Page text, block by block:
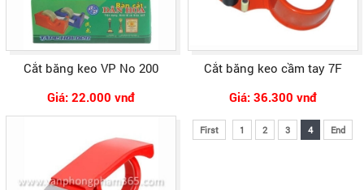
Cắt băng keo VP No 200
Giá: 22.000 vnđ
Cắt băng keo cầm tay 7F
Giá: 36.300 vnđ
First 1 2 3 4 End